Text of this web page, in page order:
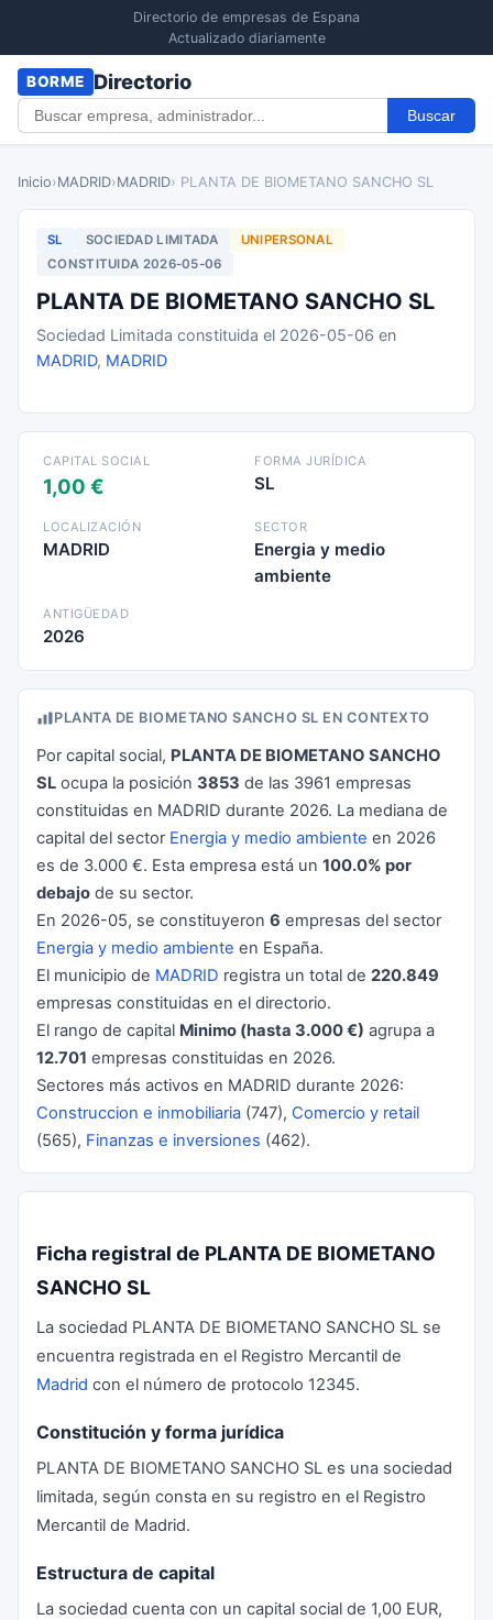
Directorio de empresas de Espana
Actualizado diariamente
BORME Directorio
Buscar
Inicio›MADRID›MADRID› PLANTA DE BIOMETANO SANCHO SL
SL SOCIEDAD LIMITADA
UNIPERSONAL
CONSTITUIDA 2026-05-06
PLANTA DE BIOMETANO SANCHO SL
Sociedad Limitada constituida el 2026-05-06 en
MADRID, MADRID
CAPITAL SOCIAL
1,00 €
FORMA JURÍDICA
SL
LOCALIZACIÓN
MADRID
SECTOR
Energia y medio
ambiente
ANTIGÜEDAD
2026
PLANTA DE BIOMETANO SANCHO SL EN CONTEXTO
Por capital social, PLANTA DE BIOMETANO SANCHO
SL ocupa la posición 3853 de las 3961 empresas
constituidas en MADRID durante 2026. La mediana de
capital del sector Energia y medio ambiente en 2026
es de 3.000 €. Esta empresa está un 100.0% por
debajo de su sector.
En 2026-05, se constituyeron 6 empresas del sector
Energia y medio ambiente en España.
El municipio de MADRID registra un total de 220.849
empresas constituidas en el directorio.
El rango de capital Minimo (hasta 3.000 €) agrupa a
12.701 empresas constituidas en 2026.
Sectores más activos en MADRID durante 2026:
Construccion e inmobiliaria (747), Comercio y retail
(565), Finanzas e inversiones (462).
Ficha registral de PLANTA DE BIOMETANO
SANCHO SL
La sociedad PLANTA DE BIOMETANO SANCHO SL se
encuentra registrada en el Registro Mercantil de
Madrid con el número de protocolo 12345.
Constitución y forma jurídica
PLANTA DE BIOMETANO SANCHO SL es una sociedad
limitada, según consta en su registro en el Registro
Mercantil de Madrid.
Estructura de capital
La sociedad cuenta con un capital social de 1,00 EUR,